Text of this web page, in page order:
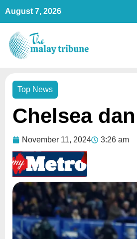
Skip
content
August 7, 2026
Top News
Chelsea
November 11, 2024 3:26 am